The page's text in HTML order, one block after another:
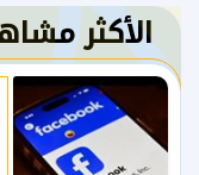
الأكثر